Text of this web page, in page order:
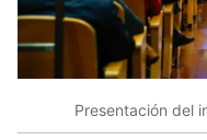
Presentación del